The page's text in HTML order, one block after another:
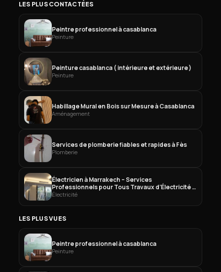
LES PLUS CONTACTÉES
Peintre professionnel à casablanca
Peinture
Peinture casablanca ( intérieure et extérieure )
Peinture
Habillage Mural en Bois sur Mesure à Casablanca
Aménagement
Services de plomberie fiables et rapides à Fès
Plomberie
Électricien à Marrakech – Services
Professionnels pour Tous Travaux d’Électricité à
Marrakech
Électricité
LES PLUS VUES
Peintre professionnel à casablanca
Peinture